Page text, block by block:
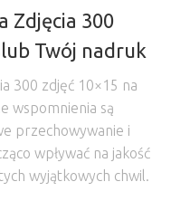
Zdjęcia 300
Twój nadruk
300 zdjęć 10×15 na
wspomnienia są
przechowywanie i
wpływać na jakość
wyjątkowych chwil.